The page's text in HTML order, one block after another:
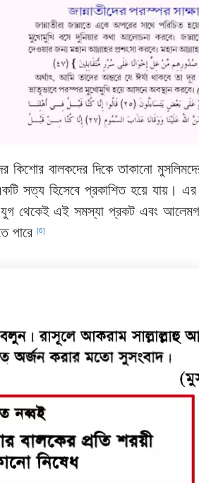
কিশোর বালকদের দিকে তাকানো
সত্য হিসেবে প্রকাশিত হয়ে যায়। এর
যুগ থেকেই এই সমস্যা প্রকট এবং
পারে [6]